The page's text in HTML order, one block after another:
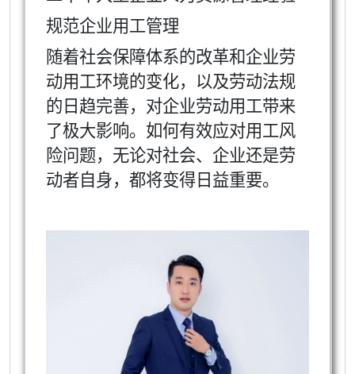
规范企业用工管理
随着社会保障体系的改革和企业劳
动用工环境的变化，以及劳动法规
的日趋完善，对企业劳动用工带来
了极大影响。如何有效应对用工风
险问题，无论对社会、企业还是劳
动者自身，都将变得日益重要。